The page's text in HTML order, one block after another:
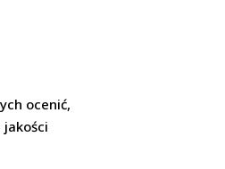
ocenić,
jakości